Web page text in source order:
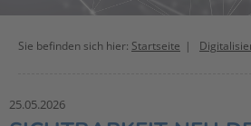
Sie befinden sich hier: Startseite
25.05.2026